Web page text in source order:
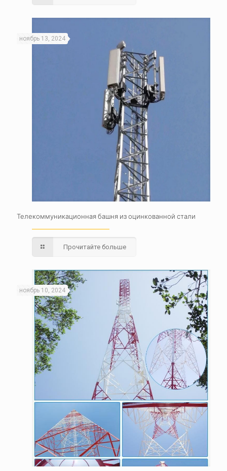
ноябрь 13, 2024
Телекоммуникационная башня из оцинкованной стали
Прочитайте больше
ноябрь 10, 2024